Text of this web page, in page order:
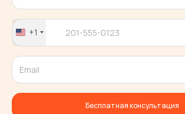
United
States
+1
Бесплатная консультация